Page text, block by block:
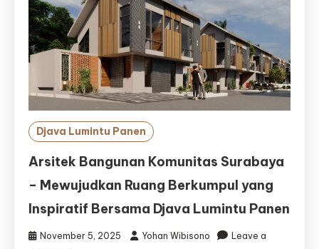
Panen,
Solusi
Desain
&
Pembangunan
Kolam
Impian
Anda
Djava Lumintu Panen
Arsitek Bangunan Komunitas Surabaya
– Mewujudkan Ruang Berkumpul yang
Inspiratif Bersama Djava Lumintu Panen
November 5, 2025 Yohan Wibisono
Leave a